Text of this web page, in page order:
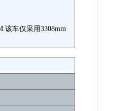
该车仅采用3308mm